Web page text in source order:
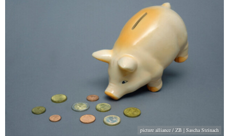
picture alliance / ZB | Sascha Steinach